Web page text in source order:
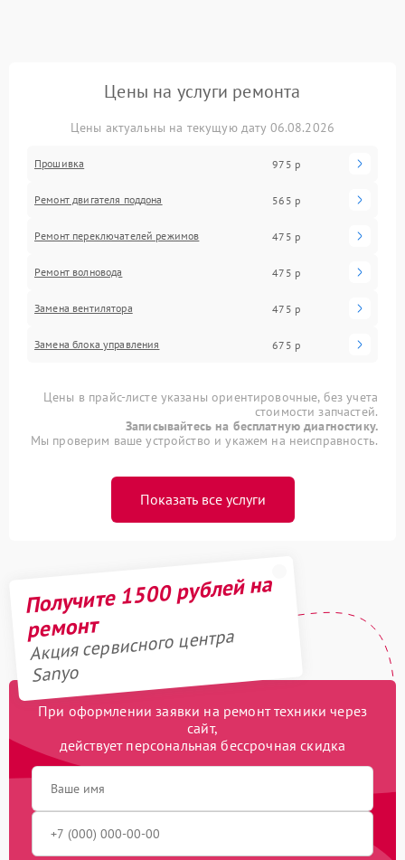
Цены на услуги ремонта
Цены актуальны на текущую дату 06.08.2026
Прошивка 975 р
Ремонт двигателя поддона 565 р
Ремонт переключателей режимов 475 р
Ремонт волновода 475 р
Замена вентилятора 475 р
Замена блока управления 675 р
Цены в прайс-листе указаны ориентировочные, без учета
стоимости запчастей.
Записывайтесь на бесплатную диагностику.
Мы проверим ваше устройство и укажем на неисправность.
Показать все услуги
Получите 1500 рублей на
ремонт
Акция сервисного центра
Sanyo
При оформлении заявки на ремонт техники через
сайт,
действует персональная бессрочная скидка